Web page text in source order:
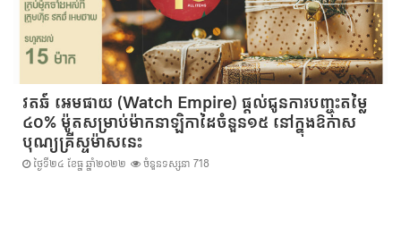
វតឆ៍ អេមផាយ (Watch Empire) ផ្ដល់ជូនការបញ្ចុះតម្លៃ
៤០% ម៉ូតសម្រាប់ម៉ាកនាឡិកាដៃចំនួន១៥ នៅក្នុងឱកាស
បុណ្យគ្រីស្ទម៉ាសនេះ
ថ្ងៃទី២៤ ខែធ្នូ ឆ្នាំ២០២២ ចំនួនទស្សនា 718